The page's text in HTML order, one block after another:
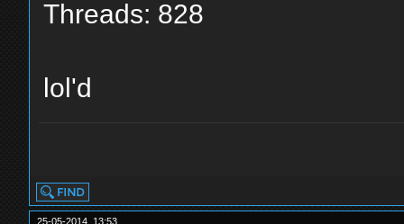
Threads: 828
lol'd
25-05-2014, 13:53